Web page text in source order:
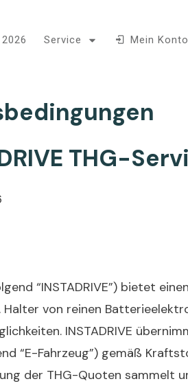
Service Mein Konto
THG-
“INSTADRIVE”) bietet
von reinen
INSTADRIVE
“E-Fahrzeug”) gemäß
der THG-Quoten sammelt